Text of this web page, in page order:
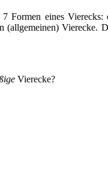
eines Vierecks:
(allgemeinen) Vierecke.
Vierecke?